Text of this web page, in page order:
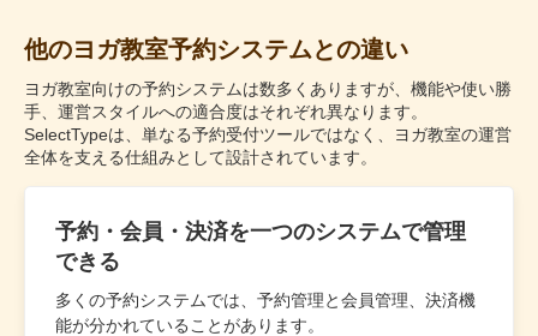
他のヨガ教室予約システムとの違い
ヨガ教室向けの予約システムは数多くありますが、機能や使い勝
手、運営スタイルへの適合度はそれぞれ異なります。
SelectTypeは、単なる予約受付ツールではなく、ヨガ教室の運営
全体を支える仕組みとして設計されています。
予約・会員・決済を一つのシステムで管理
できる
多くの予約システムでは、予約管理と会員管理、決済機
能が分かれていることがあります。